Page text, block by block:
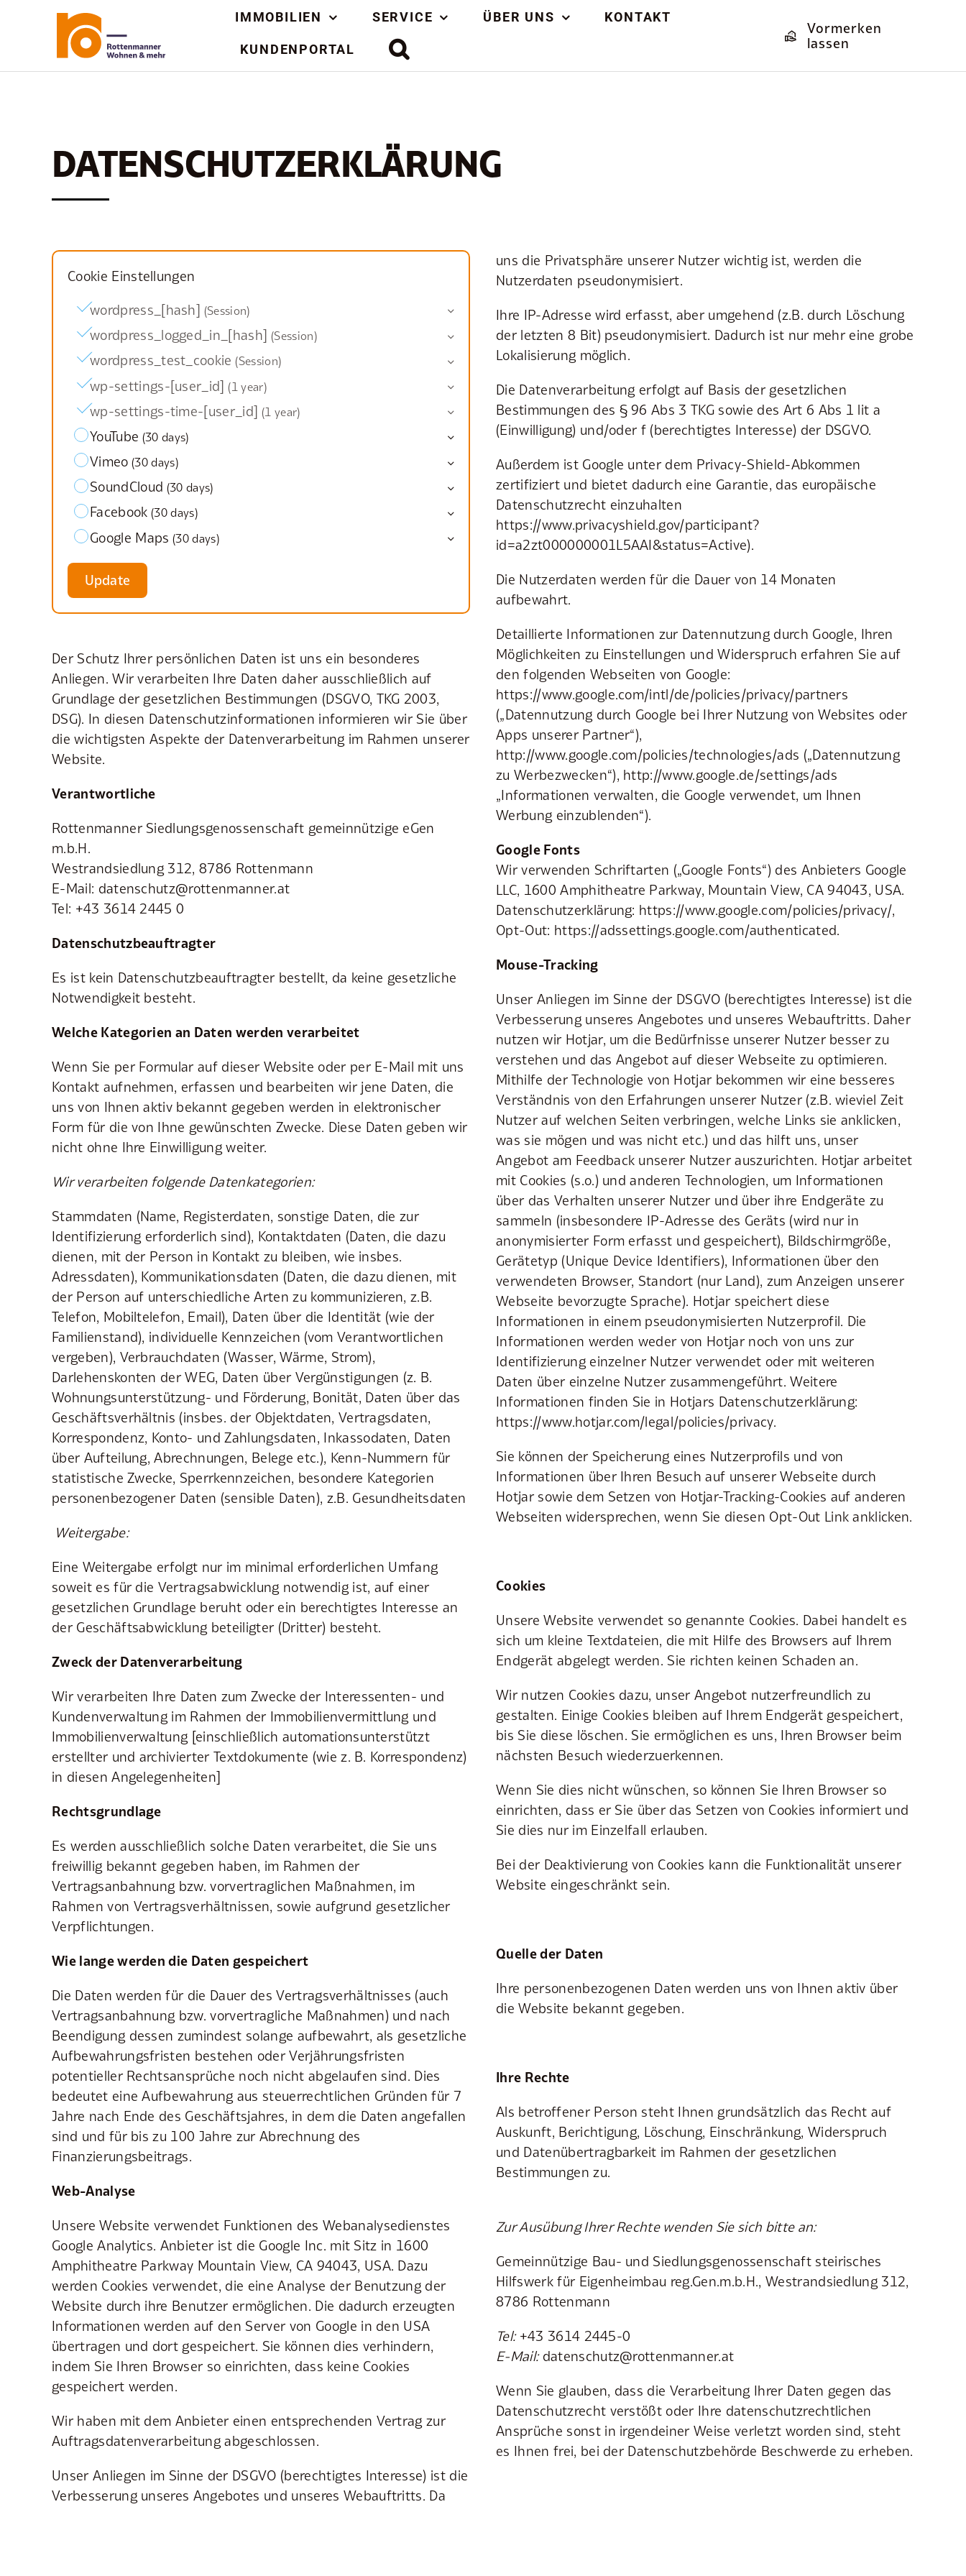
IMMOBILIEN SERVICE ÜBER UNS KONTAKT
KUNDENPORTAL
Vormerken
lassen
DATENSCHUTZERKLÄRUNG
Cookie Einstellungen
wordpress_[hash] Session
wordpress_logged_in_[hash] Session
wordpress_test_cookie Session
wp-settings-[user_id] 1 year
wp-settings-time-[user_id] 1 year
YouTube 30 days
Vimeo 30 days
SoundCloud 30 days
Facebook 30 days
Google Maps 30 days
Update
Der Schutz Ihrer persönlichen Daten ist uns ein besonderes
Anliegen. Wir verarbeiten Ihre Daten daher ausschließlich auf
Grundlage der gesetzlichen Bestimmungen (DSGVO, TKG 2003,
DSG). In diesen Datenschutzinformationen informieren wir Sie über
die wichtigsten Aspekte der Datenverarbeitung im Rahmen unserer
Website.
Verantwortliche
Rottenmanner Siedlungsgenossenschaft gemeinnützige eGen
m.b.H.
Westrandsiedlung 312, 8786 Rottenmann
E-Mail: datenschutz@rottenmanner.at
Tel: +43 3614 2445 0
Datenschutzbeauftragter
Es ist kein Datenschutzbeauftragter bestellt, da keine gesetzliche
Notwendigkeit besteht.
Welche Kategorien an Daten werden verarbeitet
Wenn Sie per Formular auf dieser Website oder per E-Mail mit uns
Kontakt aufnehmen, erfassen und bearbeiten wir jene Daten, die
uns von Ihnen aktiv bekannt gegeben werden in elektronischer
Form für die von Ihne gewünschten Zwecke. Diese Daten geben wir
nicht ohne Ihre Einwilligung weiter.
Wir verarbeiten folgende Datenkategorien:
Stammdaten (Name, Registerdaten, sonstige Daten, die zur
Identifizierung erforderlich sind), Kontaktdaten (Daten, die dazu
dienen, mit der Person in Kontakt zu bleiben, wie insbes.
Adressdaten), Kommunikationsdaten (Daten, die dazu dienen, mit
der Person auf unterschiedliche Arten zu kommunizieren, z.B.
Telefon, Mobiltelefon, Email), Daten über die Identität (wie der
Familienstand), individuelle Kennzeichen (vom Verantwortlichen
vergeben), Verbrauchdaten (Wasser, Wärme, Strom),
Darlehenskonten der WEG, Daten über Vergünstigungen (z. B.
Wohnungsunterstützung- und Förderung, Bonität, Daten über das
Geschäftsverhältnis (insbes. der Objektdaten, Vertragsdaten,
Korrespondenz, Konto- und Zahlungsdaten, Inkassodaten, Daten
über Aufteilung, Abrechnungen, Belege etc.), Kenn-Nummern für
statistische Zwecke, Sperrkennzeichen, besondere Kategorien
personenbezogener Daten (sensible Daten), z.B. Gesundheitsdaten
Weitergabe:
Eine Weitergabe erfolgt nur im minimal erforderlichen Umfang
soweit es für die Vertragsabwicklung notwendig ist, auf einer
gesetzlichen Grundlage beruht oder ein berechtigtes Interesse an
der Geschäftsabwicklung beteiligter (Dritter) besteht.
Zweck der Datenverarbeitung
Wir verarbeiten Ihre Daten zum Zwecke der Interessenten- und
Kundenverwaltung im Rahmen der Immobilienvermittlung und
Immobilienverwaltung [einschließlich automationsunterstützt
erstellter und archivierter Textdokumente (wie z. B. Korrespondenz)
in diesen Angelegenheiten]
Rechtsgrundlage
Es werden ausschließlich solche Daten verarbeitet, die Sie uns
freiwillig bekannt gegeben haben, im Rahmen der
Vertragsanbahnung bzw. vorvertraglichen Maßnahmen, im
Rahmen von Vertragsverhältnissen, sowie aufgrund gesetzlicher
Verpflichtungen.
Wie lange werden die Daten gespeichert
Die Daten werden für die Dauer des Vertragsverhältnisses (auch
Vertragsanbahnung bzw. vorvertragliche Maßnahmen) und nach
Beendigung dessen zumindest solange aufbewahrt, als gesetzliche
Aufbewahrungsfristen bestehen oder Verjährungsfristen
potentieller Rechtsansprüche noch nicht abgelaufen sind. Dies
bedeutet eine Aufbewahrung aus steuerrechtlichen Gründen für 7
Jahre nach Ende des Geschäftsjahres, in dem die Daten angefallen
sind und für bis zu 100 Jahre zur Abrechnung des
Finanzierungsbeitrags.
Web-Analyse
Unsere Website verwendet Funktionen des Webanalysedienstes
Google Analytics. Anbieter ist die Google Inc. mit Sitz in 1600
Amphitheatre Parkway Mountain View, CA 94043, USA. Dazu
werden Cookies verwendet, die eine Analyse der Benutzung der
Website durch ihre Benutzer ermöglichen. Die dadurch erzeugten
Informationen werden auf den Server von Google in den USA
übertragen und dort gespeichert. Sie können dies verhindern,
indem Sie Ihren Browser so einrichten, dass keine Cookies
gespeichert werden.
Wir haben mit dem Anbieter einen entsprechenden Vertrag zur
Auftragsdatenverarbeitung abgeschlossen.
Unser Anliegen im Sinne der DSGVO (berechtigtes Interesse) ist die
Verbesserung unseres Angebotes und unseres Webauftritts. Da
uns die Privatsphäre unserer Nutzer wichtig ist, werden die
Nutzerdaten pseudonymisiert.
Ihre IP-Adresse wird erfasst, aber umgehend (z.B. durch Löschung
der letzten 8 Bit) pseudonymisiert. Dadurch ist nur mehr eine grobe
Lokalisierung möglich.
Die Datenverarbeitung erfolgt auf Basis der gesetzlichen
Bestimmungen des § 96 Abs 3 TKG sowie des Art 6 Abs 1 lit a
(Einwilligung) und/oder f (berechtigtes Interesse) der DSGVO.
Außerdem ist Google unter dem Privacy-Shield-Abkommen
zertifiziert und bietet dadurch eine Garantie, das europäische
Datenschutzrecht einzuhalten
https://www.privacyshield.gov/participant?
id=a2zt000000001L5AAI&status=Active).
Die Nutzerdaten werden für die Dauer von 14 Monaten
aufbewahrt.
Detaillierte Informationen zur Datennutzung durch Google, Ihren
Möglichkeiten zu Einstellungen und Widerspruch erfahren Sie auf
den folgenden Webseiten von Google:
https://www.google.com/intl/de/policies/privacy/partners
(„Datennutzung durch Google bei Ihrer Nutzung von Websites oder
Apps unserer Partner“),
http://www.google.com/policies/technologies/ads („Datennutzung
zu Werbezwecken“), http://www.google.de/settings/ads
„Informationen verwalten, die Google verwendet, um Ihnen
Werbung einzublenden“).
Google Fonts
Wir verwenden Schriftarten („Google Fonts“) des Anbieters Google
LLC, 1600 Amphitheatre Parkway, Mountain View, CA 94043, USA.
Datenschutzerklärung: https://www.google.com/policies/privacy/,
Opt-Out: https://adssettings.google.com/authenticated.
Mouse-Tracking
Unser Anliegen im Sinne der DSGVO (berechtigtes Interesse) ist die
Verbesserung unseres Angebotes und unseres Webauftritts. Daher
nutzen wir Hotjar, um die Bedürfnisse unserer Nutzer besser zu
verstehen und das Angebot auf dieser Webseite zu optimieren.
Mithilfe der Technologie von Hotjar bekommen wir eine besseres
Verständnis von den Erfahrungen unserer Nutzer (z.B. wieviel Zeit
Nutzer auf welchen Seiten verbringen, welche Links sie anklicken,
was sie mögen und was nicht etc.) und das hilft uns, unser
Angebot am Feedback unserer Nutzer auszurichten. Hotjar arbeitet
mit Cookies (s.o.) und anderen Technologien, um Informationen
über das Verhalten unserer Nutzer und über ihre Endgeräte zu
sammeln (insbesondere IP-Adresse des Geräts (wird nur in
anonymisierter Form erfasst und gespeichert), Bildschirmgröße,
Gerätetyp (Unique Device Identifiers), Informationen über den
verwendeten Browser, Standort (nur Land), zum Anzeigen unserer
Webseite bevorzugte Sprache). Hotjar speichert diese
Informationen in einem pseudonymisierten Nutzerprofil. Die
Informationen werden weder von Hotjar noch von uns zur
Identifizierung einzelner Nutzer verwendet oder mit weiteren
Daten über einzelne Nutzer zusammengeführt. Weitere
Informationen finden Sie in Hotjars Datenschutzerklärung:
https://www.hotjar.com/legal/policies/privacy.
Sie können der Speicherung eines Nutzerprofils und von
Informationen über Ihren Besuch auf unserer Webseite durch
Hotjar sowie dem Setzen von Hotjar-Tracking-Cookies auf anderen
Webseiten widersprechen, wenn Sie diesen Opt-Out Link anklicken.
Cookies
Unsere Website verwendet so genannte Cookies. Dabei handelt es
sich um kleine Textdateien, die mit Hilfe des Browsers auf Ihrem
Endgerät abgelegt werden. Sie richten keinen Schaden an.
Wir nutzen Cookies dazu, unser Angebot nutzerfreundlich zu
gestalten. Einige Cookies bleiben auf Ihrem Endgerät gespeichert,
bis Sie diese löschen. Sie ermöglichen es uns, Ihren Browser beim
nächsten Besuch wiederzuerkennen.
Wenn Sie dies nicht wünschen, so können Sie Ihren Browser so
einrichten, dass er Sie über das Setzen von Cookies informiert und
Sie dies nur im Einzelfall erlauben.
Bei der Deaktivierung von Cookies kann die Funktionalität unserer
Website eingeschränkt sein.
Quelle der Daten
Ihre personenbezogenen Daten werden uns von Ihnen aktiv über
die Website bekannt gegeben.
Ihre Rechte
Als betroffener Person steht Ihnen grundsätzlich das Recht auf
Auskunft, Berichtigung, Löschung, Einschränkung, Widerspruch
und Datenübertragbarkeit im Rahmen der gesetzlichen
Bestimmungen zu.
Zur Ausübung Ihrer Rechte wenden Sie sich bitte an:
Gemeinnützige Bau- und Siedlungsgenossenschaft steirisches
Hilfswerk für Eigenheimbau reg.Gen.m.b.H., Westrandsiedlung 312,
8786 Rottenmann
Tel:+43 3614 2445-0
E-Mail:datenschutz@rottenmanner.at
Wenn Sie glauben, dass die Verarbeitung Ihrer Daten gegen das
Datenschutzrecht verstößt oder Ihre datenschutzrechtlichen
Ansprüche sonst in irgendeiner Weise verletzt worden sind, steht
es Ihnen frei, bei der Datenschutzbehörde Beschwerde zu erheben.